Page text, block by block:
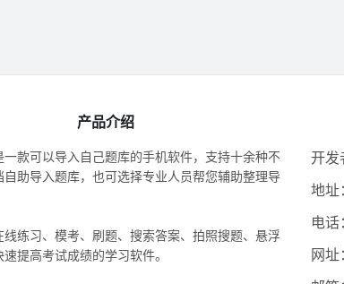
产品介绍
一款可以导入自己题库的手机软件，支持十余种不
自助导入题库，也可选择专业人员帮您辅助整理导
线练习、模考、刷题、搜索答案、拍照搜题、悬浮
提高考试成绩的学习软件。
开发
地址
电话
网址